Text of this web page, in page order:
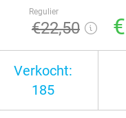
Regulier
€22,50
Verkocht:
185